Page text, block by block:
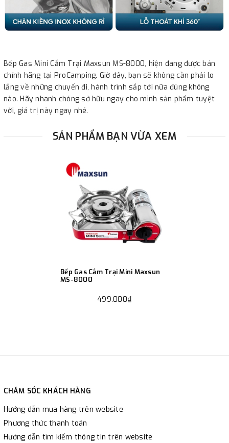
Bếp Gas Mini Cắm Trại Maxsun MS-8000, hiện đang được bán
chính hãng tại ProCamping. Giờ đây, bạn sẽ không cần phải lo
lắng về những chuyến đi, hành trình sắp tới nữa đúng không
nào. Hãy nhanh chóng sở hữu ngay cho mình sản phẩm tuyệt
vời, giá trị này ngay nhé.
SẢN PHẨM BẠN VỪA XEM
Bếp Gas Cắm Trại Mini Maxsun
MS-8000
499.000₫
CHĂM SÓC KHÁCH HÀNG
Hướng dẫn mua hàng trên website
Phương thức thanh toán
Hướng dẫn tìm kiếm thông tin trên website